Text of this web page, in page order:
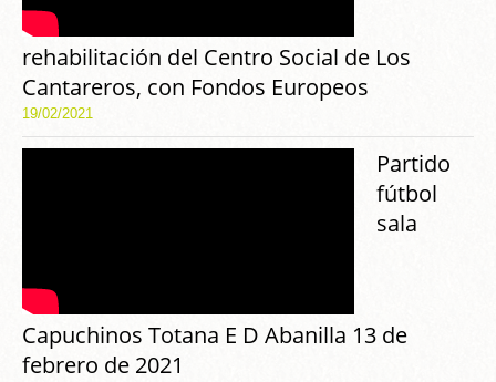
rehabilitación del Centro Social de Los
Cantareros, con Fondos Europeos
19/02/2021
Partido
fútbol
sala
Capuchinos Totana E D Abanilla 13 de
febrero de 2021